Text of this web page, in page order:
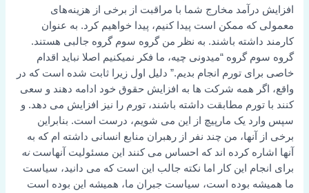
افزایش درآمد مخارج شما با مراقبت از برخی از هزینه‌های
معمولی که ممکن است پیدا کنیم، پیدا خواهیم کرد. به عنوان
کارمند داشته باشند. به نظر من گروه سوم گروه جالبی هستند.
گروه سوم گروه “میدونی چیه، ما فکر نمیکنیم اصلا نباید اقدام
خاصی برای تورم انجام بدیم.” دلیل اول زیرا ثابت شده است که در
واقع، اگر همه شرکت ها به افزایش حقوق خود ادامه دهند و سعی
کنند با تورم مطابقت داشته باشند، تورم را نیز افزایش می دهد. و
سپس وارد یک مارپیچ از این می شویم، درست است. بنابراین
برخی از آنها، من چند نفر از رهبران منابع انسانی داشته ام که به
آنها اشاره کرده اند که احساس می کنند این مسئولیت آنهاستنه
برای انجام این کار اما نکته جالب این است که می دانید، سیاست
ما همیشه بوده است، سیاست جبران ما، همیشه این بوده است